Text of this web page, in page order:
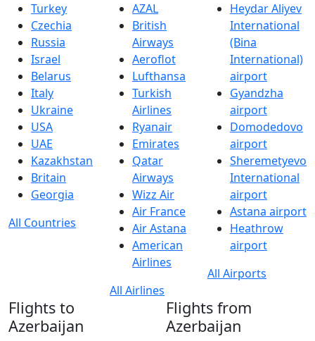
Turkey
Czechia
Russia
Israel
Belarus
Italy
Ukraine
USA
UAE
Kazakhstan
Britain
Georgia
All Countries
AZAL
British
Airways
Aeroflot
Lufthansa
Turkish
Airlines
Ryanair
Emirates
Qatar
Airways
Wizz Air
Air France
Air Astana
American
Airlines
All Airlines
Heydar Aliyev
International
(Bina
International)
airport
Gyandzha
airport
Domodedovo
airport
Sheremetyevo
International
airport
Astana airport
Heathrow
airport
All Airports
Flights to
Azerbaijan
Flights from
Azerbaijan